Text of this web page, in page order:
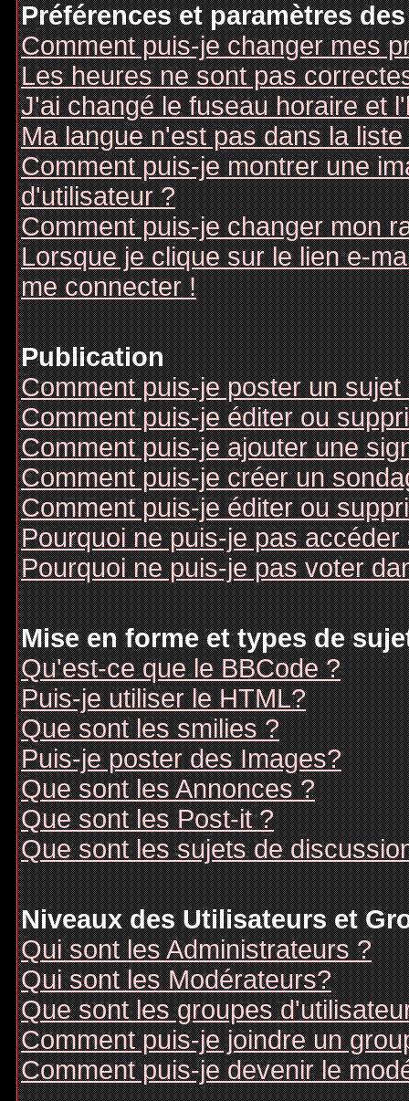
Préférences et paramètres
Comment puis-je changer mes
Les heures ne sont pas
J'ai changé le fuseau horaire et
Ma langue n'est pas dans la liste
Comment puis-je montrer une
d'utilisateur ?
Comment puis-je changer mon
Lorsque je clique sur le lien e-
me connecter !
Publication
Comment puis-je poster un
Comment puis-je éditer ou
Comment puis-je ajouter une
Comment puis-je créer un
Comment puis-je éditer ou
Pourquoi ne puis-je pas accéder
Pourquoi ne puis-je pas voter
Mise en forme et types de
Qu'est-ce que le BBCode ?
Puis-je utiliser le HTML?
Que sont les smilies ?
Puis-je poster des Images?
Que sont les Annonces ?
Que sont les Post-it ?
Que sont les sujets de
Niveaux des Utilisateurs et
Qui sont les Administrateurs ?
Qui sont les Modérateurs?
Que sont les groupes
Comment puis-je joindre un
Comment puis-je devenir le